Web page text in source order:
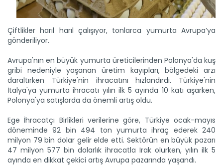
Çiftlikler harıl harıl çalışıyor, tonlarca yumurta Avrupa’ya
gönderiliyor.
Avrupa'nın en büyük yumurta üreticilerinden Polonya'da kuş
gribi nedeniyle yaşanan üretim kayıpları, bölgedeki arzı
daraltırken Türkiye'nin ihracatını hızlandırdı. Türkiye'nin
İtalya'ya yumurta ihracatı yılın ilk 5 ayında 10 katı aşarken,
Polonya'ya satışlarda da önemli artış oldu.
Ege İhracatçı Birlikleri verilerine göre, Türkiye ocak-mayıs
döneminde 92 bin 494 ton yumurta ihraç ederek 240
milyon 79 bin dolar gelir elde etti. Sektörün en büyük pazarı
47 milyon 577 bin dolarlık ihracatla Irak olurken, yılın ilk 5
ayında en dikkat çekici artış Avrupa pazarında yaşandı.